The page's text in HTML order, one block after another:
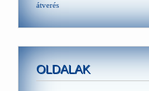
átverés
OLDALAK